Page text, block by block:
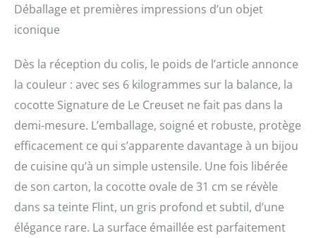
Déballage et premières impressions d’un objet
iconique
Dès la réception du colis, le poids de l’article annonce
la couleur : avec ses 6 kilogrammes sur la balance, la
cocotte Signature de Le Creuset ne fait pas dans la
demi-mesure. L’emballage, soigné et robuste, protège
efficacement ce qui s’apparente davantage à un bijou
de cuisine qu’à un simple ustensile. Une fois libérée
de son carton, la cocotte ovale de 31 cm se révèle
dans sa teinte Flint, un gris profond et subtil, d’une
élégance rare. La surface émaillée est parfaitement